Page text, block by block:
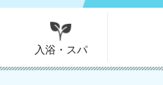
入浴・スパ